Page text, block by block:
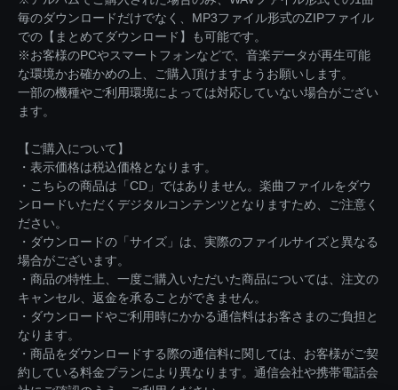
毎のダウンロードだけでなく、MP3ファイル形式のZIPファイル
での【まとめてダウンロード】も可能です。
※お客様のPCやスマートフォンなどで、音楽データが再生可能
な環境かお確かめの上、ご購入頂けますようお願いします。
一部の機種やご利用環境によっては対応していない場合がござい
ます。
【ご購入について】
・表示価格は税込価格となります。
・こちらの商品は「CD」ではありません。楽曲ファイルをダウ
ンロードいただくデジタルコンテンツとなりますため、ご注意く
ださい。
・ダウンロードの「サイズ」は、実際のファイルサイズと異なる
場合がございます。
・商品の特性上、一度ご購入いただいた商品については、注文の
キャンセル、返金を承ることができません。
・ダウンロードやご利用時にかかる通信料はお客さまのご負担と
なります。
・商品をダウンロードする際の通信料に関しては、お客様がご契
約している料金プランにより異なります。通信会社や携帯電話会